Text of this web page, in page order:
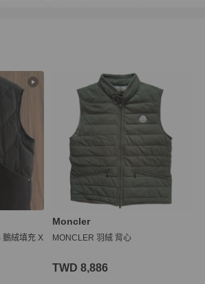
推薦精品
絨填充 X
Moncler
MONCLER 羽絨 背心
TWD 8,886